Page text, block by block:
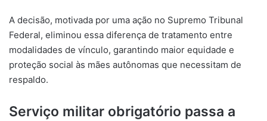
A decisão, motivada por uma ação no Supremo Tribunal
Federal, eliminou essa diferença de tratamento entre
modalidades de vínculo, garantindo maior equidade e
proteção social às mães autônomas que necessitam de
respaldo.
Serviço militar obrigatório passa a